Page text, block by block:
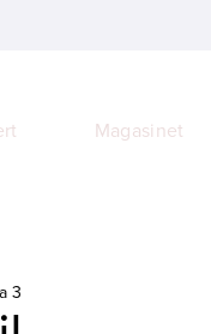
Magasinet
3